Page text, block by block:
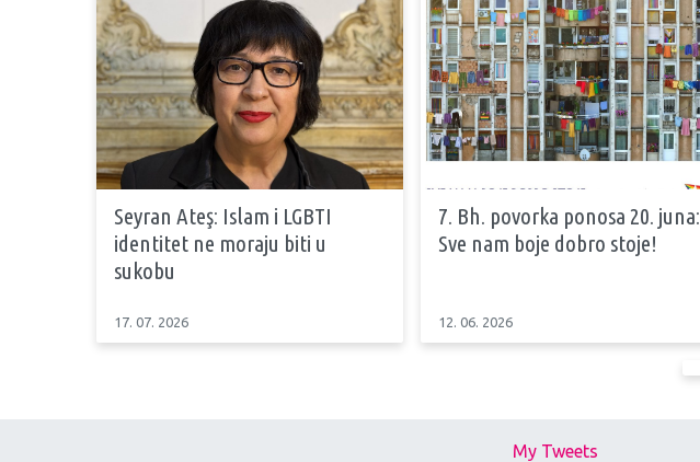
Seyran Ateş: Islam i LGBTI
identitet ne moraju biti u
sukobu
17. 07. 2026
7. Bh. povorka ponosa 20. juna:
Sve nam boje dobro stoje!
12. 06. 2026
My Tweets